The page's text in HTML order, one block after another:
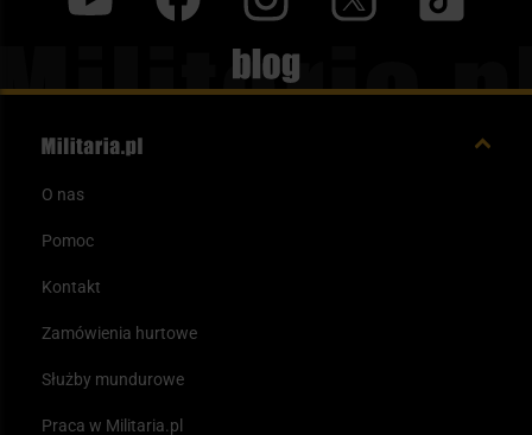
Blog
O nas
Pomoc
Kontakt
Zamówienia hurtowe
Służby mundurowe
Praca w Militaria.pl